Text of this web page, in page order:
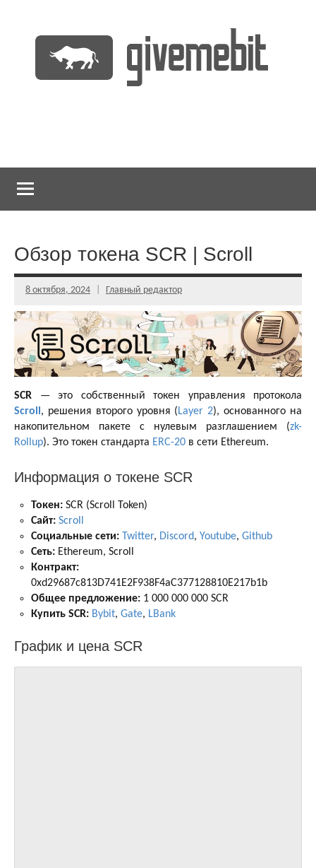
содержимому
Обзор токена SCR | Scroll
8 октября, 2024 Главный редактор
SCR — это собственный токен управления протокола
Scroll , решения второго уровня (Layer 2), основанного на
накопительном пакете с нулевым разглашением (zk-
Rollup). Это токен стандарта ERC-20 в сети Ethereum.
Информация о токене SCR
Токен: SCR (Scroll Token)
Сайт: Scroll
Социальные сети:
Twitter, Discord, Youtube, Github
Сеть: Ethereum, Scroll
Контракт:
0xd29687c813D741E2F938F4aC377128810E217b1b
Общее предложение: 1 000 000 000 SCR
Купить SCR: Bybit, Gate, LBank
График и цена SCR